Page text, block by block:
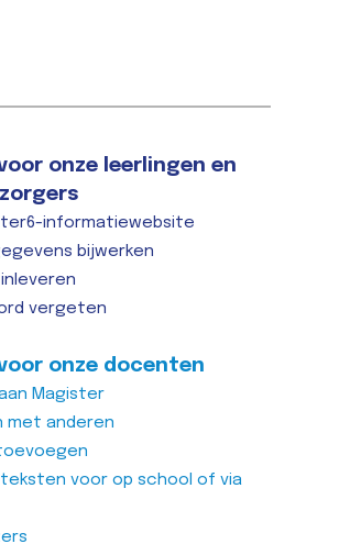
onze leerlingen en
informatiewebsite
bijwerken
vergeten
onze docenten
Magister
met anderen
voor op school of via